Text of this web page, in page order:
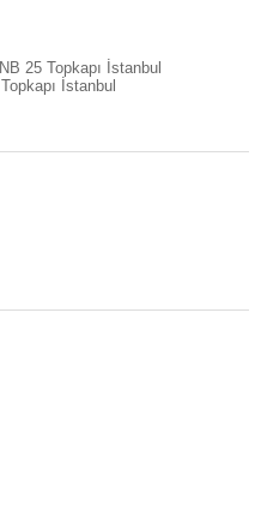
25 Topkapı İstanbul
İstanbul